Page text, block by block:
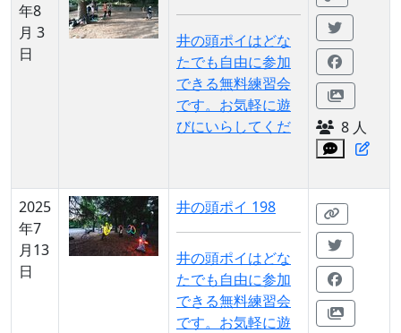
年8
月 3
日
井の頭ポイはどな
たでも自由に参加
できる無料練習会
です。お気軽に遊
びにいらしてくだ
8 人
2025
年7
月13
日
井の頭ポイ 198
井の頭ポイはどな
たでも自由に参加
できる無料練習会
です。お気軽に遊